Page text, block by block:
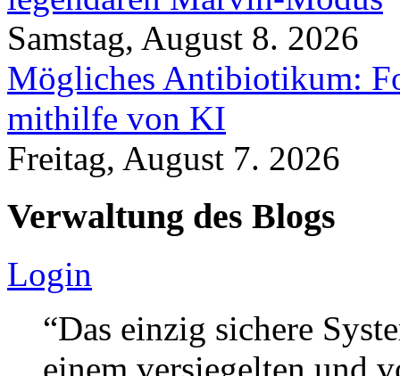
Samstag, August 8. 2026
Mögliches Antibiotikum:
mithilfe von KI
Freitag, August 7. 2026
Verwaltung des Blogs
Login
“Das einzig sichere
einem versiegelten und